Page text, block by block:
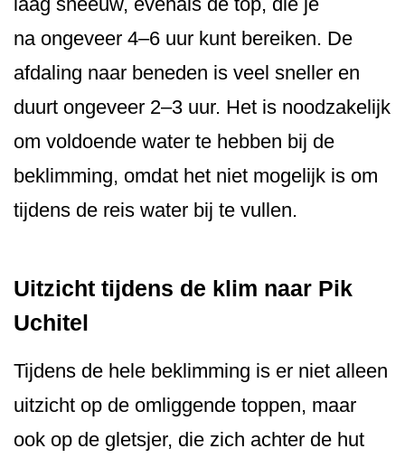
na ongeveer 4–6 uur kunt bereiken. De
afdaling naar beneden is veel sneller en
duurt ongeveer 2–3 uur. Het is noodzakelijk
om voldoende water te hebben bij de
beklimming, omdat het niet mogelijk is om
tijdens de reis water bij te vullen.
Uitzicht tijdens de klim naar Pik
Uchitel
Tijdens de hele beklimming is er niet alleen
uitzicht op de omliggende toppen, maar
ook op de gletsjer, die zich achter de hut